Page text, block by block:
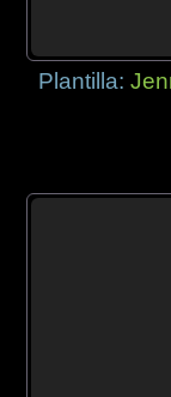
Plantilla: